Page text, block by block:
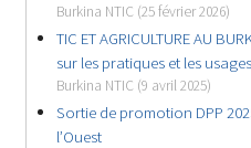
Burkina NTIC (25 février 2026)
TIC ET AGRICULTURE AU
sur les pratiques et les usages
Burkina NTIC (9 avril 2025)
Sortie de promotion DPP
l’Ouest